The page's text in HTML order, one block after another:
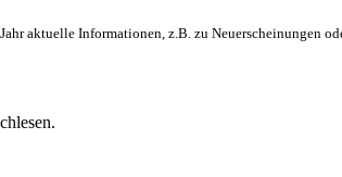
aktuelle Informationen, z.B. zu Neuerscheinungen